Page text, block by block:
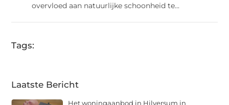
overvloed aan natuurlijke schoonheid te...
Tags:
Laatste Bericht
Het woningaanbod in Hilversum in